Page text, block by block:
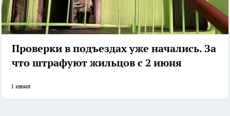
Проверки в подъездах уже начались. За
что штрафуют жильцов с 2 июня
1 июня